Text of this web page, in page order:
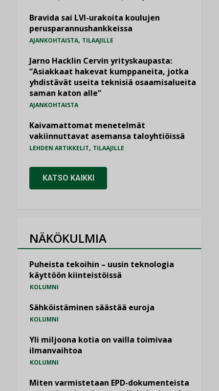
Bravida sai LVI-urakoita koulujen
perusparannushankkeissa
AJANKOHTAISTA, TILAAJILLE
Jarno Hacklin Cervin yrityskaupasta:
”Asiakkaat hakevat kumppaneita, jotka
yhdistävät useita teknisiä osaamisalueita
saman katon alle”
AJANKOHTAISTA
Kaivamattomat menetelmät
vakiinnuttavat asemansa taloyhtiöissä
LEHDEN ARTIKKELIT, TILAAJILLE
KATSO KAIKKI
NÄKÖKULMIA
Puheista tekoihin – uusin teknologia
käyttöön kiinteistöissä
KOLUMNI
Sähköistäminen säästää euroja
KOLUMNI
Yli miljoona kotia on vailla toimivaa
ilmanvaihtoa
KOLUMNI
Miten varmistetaan EPD-dokumenteista